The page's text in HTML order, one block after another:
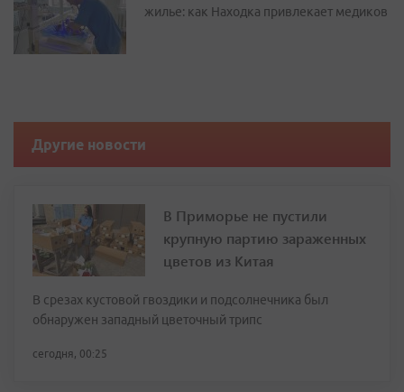
жилье: как Находка привлекает медиков
Другие новости
В Приморье не пустили
крупную партию зараженных
цветов из Китая
В срезах кустовой гвоздики и подсолнечника был
обнаружен западный цветочный трипс
сегодня, 00:25